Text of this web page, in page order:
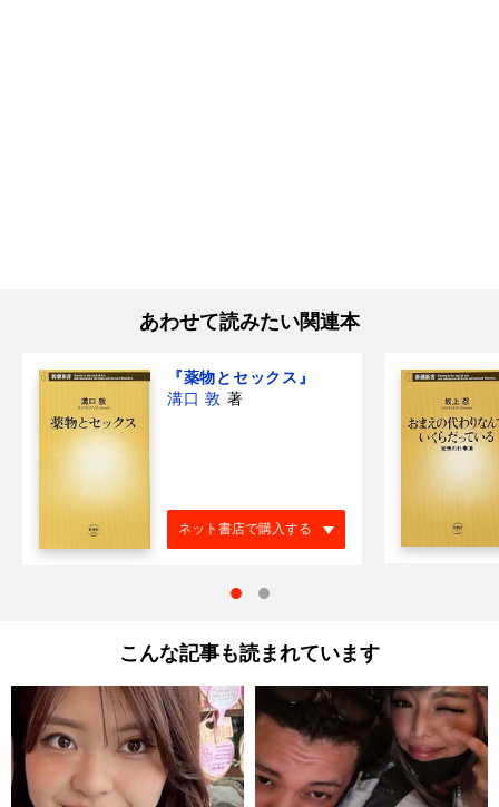
あわせて読みたい関連本
『薬物とセックス』
溝口 敦 著
ネット書店で購入する
こんな記事も読まれています